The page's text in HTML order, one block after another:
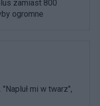
zamiast 800
ogromne
mi w twarz",